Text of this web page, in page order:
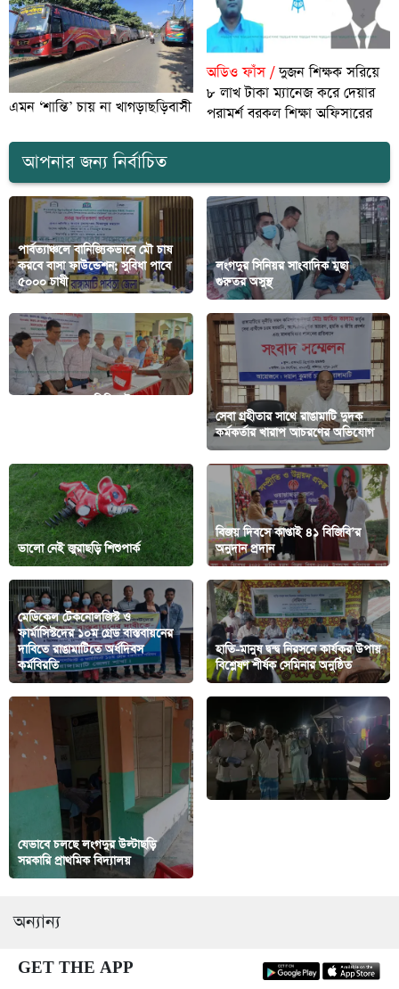
এমন ‘শান্তি’ চায় না খাগড়াছড়িবাসী
অডিও ফাঁস /দুজন শিক্ষক সরিয়ে
৮ লাখ টাকা ম্যানেজ করে দেয়ার
পরামর্শ বরকল শিক্ষা অফিসারের
আপনার জন্য নির্বাচিত
পার্বত্যাঞ্চলে বানিজ্যিকভাবে মৌ চাষ
করবে বাসা ফাউন্ডেশন; সুবিধা পাবে
৫০০০ চাষী
লংগদুর সিনিয়র সাংবাদিক মুছা
গুরুতর অসুস্থ
জাবারাং কল্যাণ সমিতির উদ্যোগে
সেবা গ্রহীতার সাথে রাঙামাটি দুদক
কর্মকর্তার খারাপ আচরণের অভিযোগ
ভালো নেই জুরাছড়ি শিশুপার্ক
বিজয় দিবসে কাপ্তাই ৪১ বিজিবি’র
অনুদান প্রদান
মেডিকেল টেকনোলজিস্ট ও
ফার্মাসিস্টদের ১০ম গ্রেড বাস্তবায়নের
দাবিতে রাঙামাটিতে অর্ধদিবস
কর্মবিরতি
হাতি-মানুষ দ্বন্দ্ব নিরসনে কার্যকর উপায়
বিশ্লেষণ শীর্ষক সেমিনার অনুষ্ঠিত
যেভাবে চলছে লংগদুর উল্টাছড়ি
সরকারি প্রাথমিক বিদ্যালয়
অন্যান্য
GET THE APP